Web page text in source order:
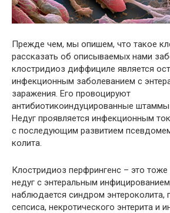
Прежде чем, мы опишем, что такое
рассказать об описываемых нами
клостридиоз диффициле является
инфекционным заболеванием с
заражения. Его провоцируют
антибиотикоиндуцированные
Недуг проявляется инфекционным
с последующим развитием
колита.
Клостридиоз перфрингенс – это
недуг с энтеральным
наблюдается синдром энтероколита,
сепсиса, некротического энтерита и